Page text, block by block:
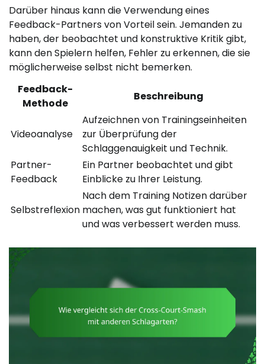
Darüber hinaus kann die Verwendung eines
Feedback-Partners von Vorteil sein. Jemanden zu
haben, der beobachtet und konstruktive Kritik gibt,
kann den Spielern helfen, Fehler zu erkennen, die sie
möglicherweise selbst nicht bemerken.
Feedback-
Methode
Beschreibung
Videoanalyse
Aufzeichnen von Trainingseinheiten
zur Überprüfung der
Schlaggenauigkeit und Technik.
Partner-
Feedback
Ein Partner beobachtet und gibt
Einblicke zu Ihrer Leistung.
Selbstreflexion
Nach dem Training Notizen darüber
machen, was gut funktioniert hat
und was verbessert werden muss.